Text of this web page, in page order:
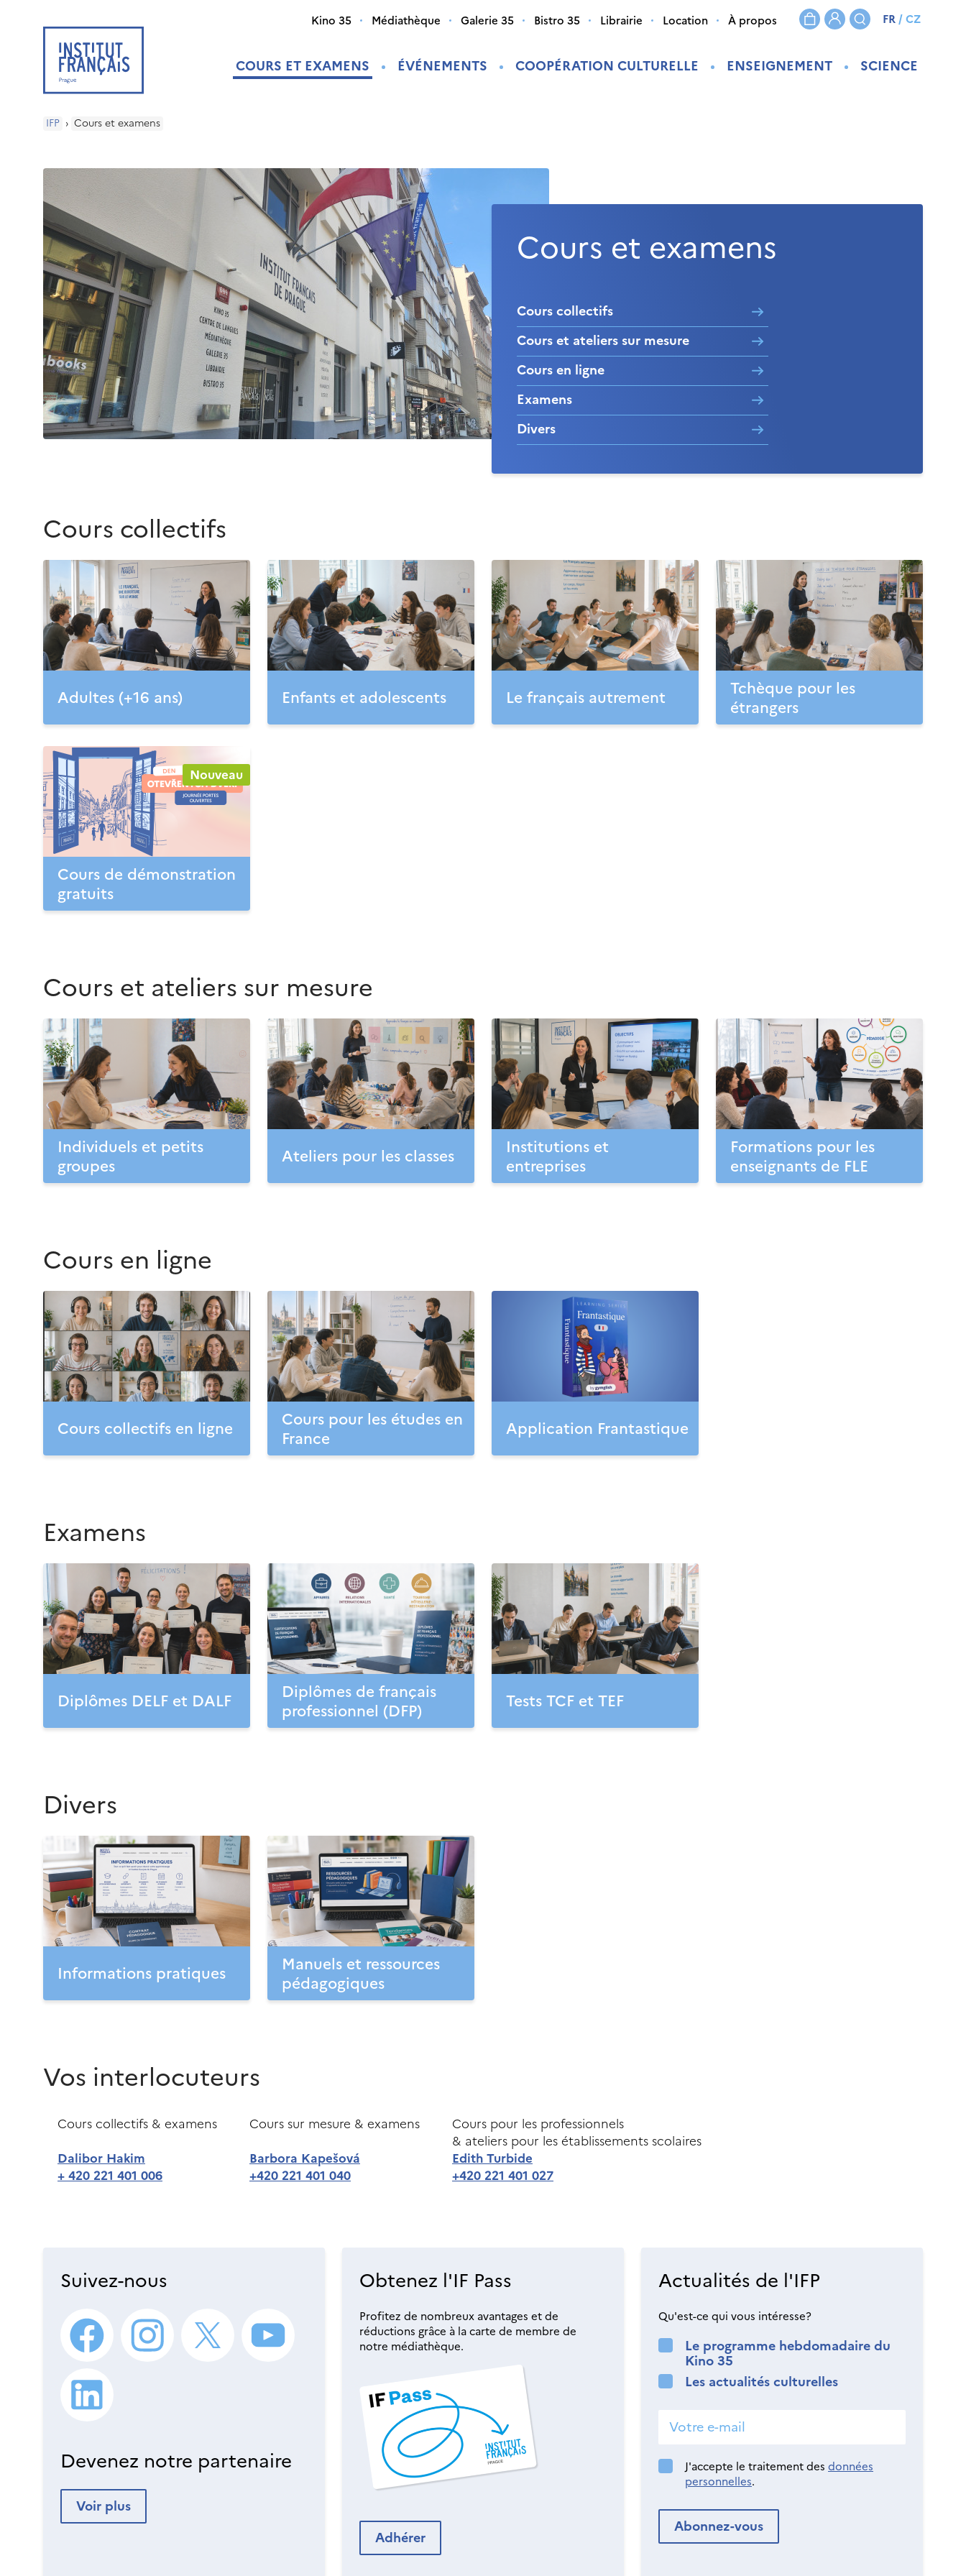
COURS ET EXAMENS ÉVÉNEMENTS COOPÉRATION CULTURELLE ENSEIGNEMENT SCIENCE
Kino 35 Médiathèque Galerie 35 Bistro 35 Librairie Location À propos FR/CZ
IFP › Cours et examens
Cours et examens
Cours collectifs
Cours et ateliers sur mesure
Cours en ligne
Examens
Divers
Cours collectifs
Adultes (+16 ans) Enfants et adolescents Le français autrement
Tchèque pour les
étrangers
Cours de démonstration
gratuits
Nouveau
Cours et ateliers sur mesure
Individuels et petits
groupes
Ateliers pour les classes
Institutions et
entreprises
Formations pour les
enseignants de FLE
Cours en ligne
Cours collectifs en ligne
Cours pour les études en
France
Application Frantastique
Examens
Diplômes DELF et DALF
Diplômes de français
professionnel (DFP)
Tests TCF et TEF
Divers
Informations pratiques
Manuels et ressources
pédagogiques
Vos interlocuteurs
Cours collectifs & examens
Dalibor Hakim
+ 420 221 401 006
Cours sur mesure & examens
Barbora Kapešová
+420 221 401 040
Cours pour les professionnels
& ateliers pour les établissements scolaires
Edith Turbide
+420 221 401 027
Suivez-nous
Devenez notre partenaire
Voir plus
Obtenez l'IF Pass
Profitez de nombreux avantages et de
réductions grâce à la carte de membre de
notre médiathèque.
Adhérer
Actualités de l'IFP
Qu'est-ce qui vous intéresse?
Le programme hebdomadaire du
Kino 35
Les actualités culturelles
J'accepte le traitement des données
personnelles.